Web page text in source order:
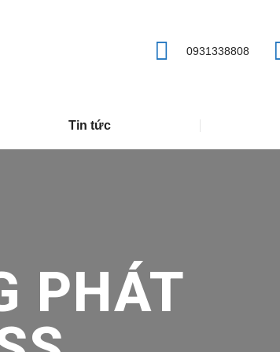
0931338808
Tin tức
PHÁT